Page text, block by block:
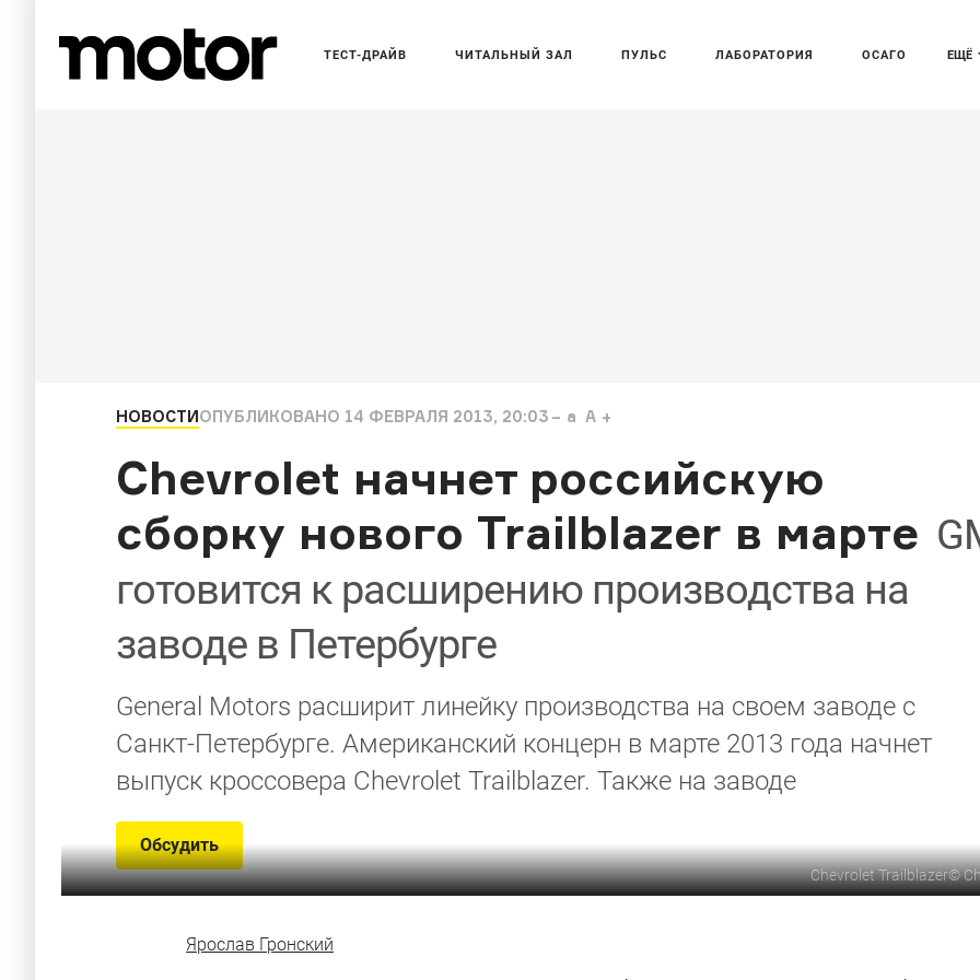
ЕЩЁ
ТЕСТ-ДРАЙВ ЧИТАЛЬНЫЙ ЗАЛ ПУЛЬС ЛАБОРАТОРИЯ ОСАГО
НОВОСТИОПУБЛИКОВАНО 14 ФЕВРАЛЯ 2013, 20:03 a A
Chevrolet начнет российскую
сборку нового Trailblazer в марте
готовится к расширению производства на
заводе в Петербурге
General Motors расширит линейку производства на своем заводе с
Санкт-Петербурге. Американский концерн в марте 2013 года начнет
выпуск кроссовера Chevrolet Trailblazer. Также на заводе
Обсудить
Chevrolet Trailblazer©
Ярослав Гронский